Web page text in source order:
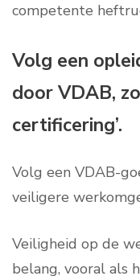
competente
Volg een
door VDAB,
certificering’.
Volg een VDAB-
veiligere
Veiligheid op de
belang, vooral als